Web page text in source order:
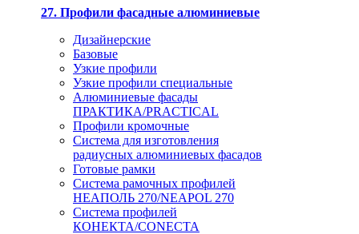
27. Профили фасадные алюминиевые
Дизайнерские
Базовые
Узкие профили
Узкие профили специальные
Алюминиевые фасады
ПРАКТИКА/PRACTICAL
Профили кромочные
Система для изготовления
радиусных алюминиевых фасадов
Готовые рамки
Система рамочных профилей
НЕАПОЛЬ 270/NEAPOL 270
Система профилей
КОНЕКТА/CONECTA